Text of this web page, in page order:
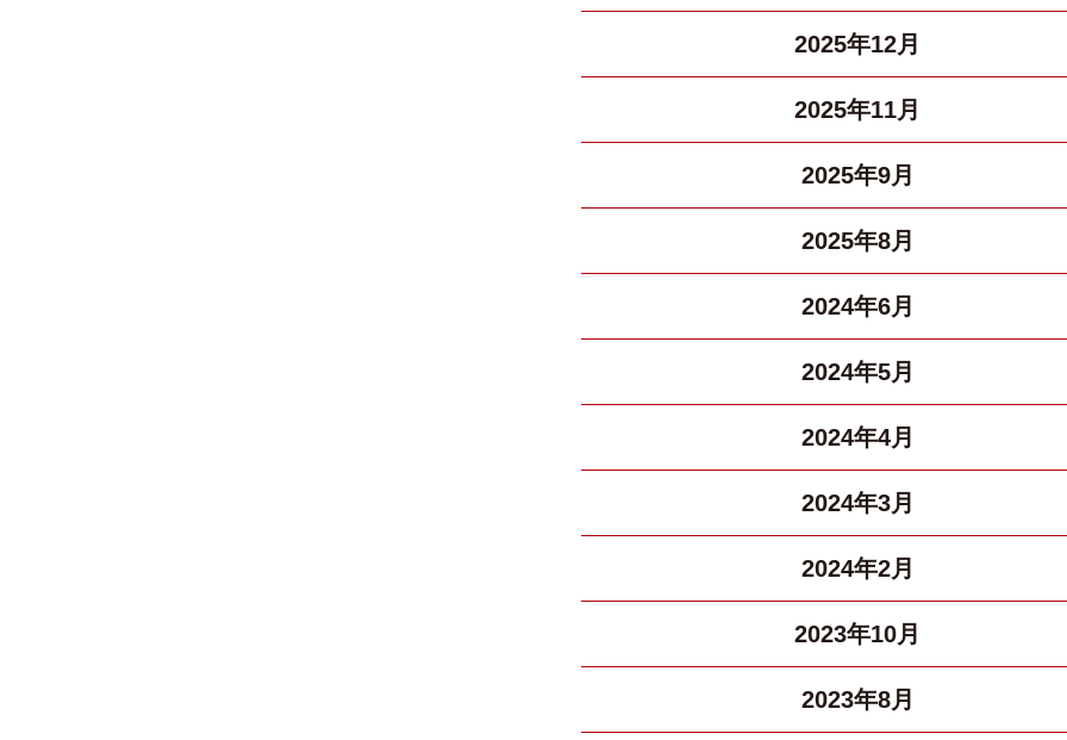
2025年12月
2025年11月
2025年9月
2025年8月
2024年6月
2024年5月
2024年4月
2024年3月
2024年2月
2023年10月
2023年8月